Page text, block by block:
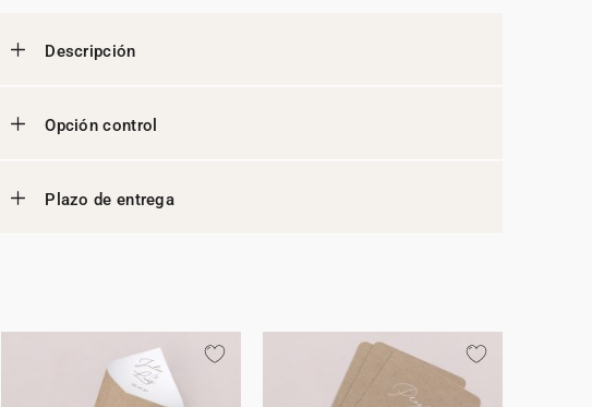
Descripción
Opción control
Plazo de entrega